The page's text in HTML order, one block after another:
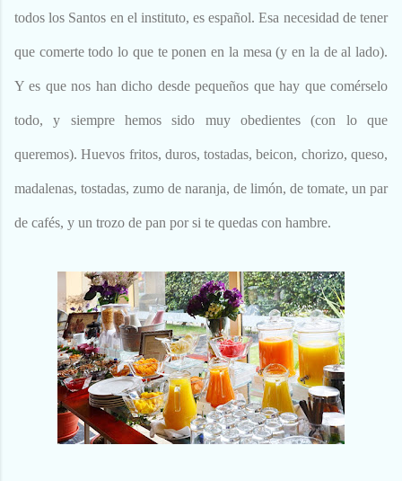
todos los Santos en el instituto, es español. Esa necesidad de tener
que comerte todo lo que te ponen en la mesa (y en la de al lado).
Y es que nos han dicho desde pequeños que hay que comérselo
todo, y siempre hemos sido muy obedientes (con lo que
queremos). Huevos fritos, duros, tostadas, beicon, chorizo, queso,
madalenas, tostadas, zumo de naranja, de limón, de tomate, un par
de cafés, y un trozo de pan por si te quedas con hambre.